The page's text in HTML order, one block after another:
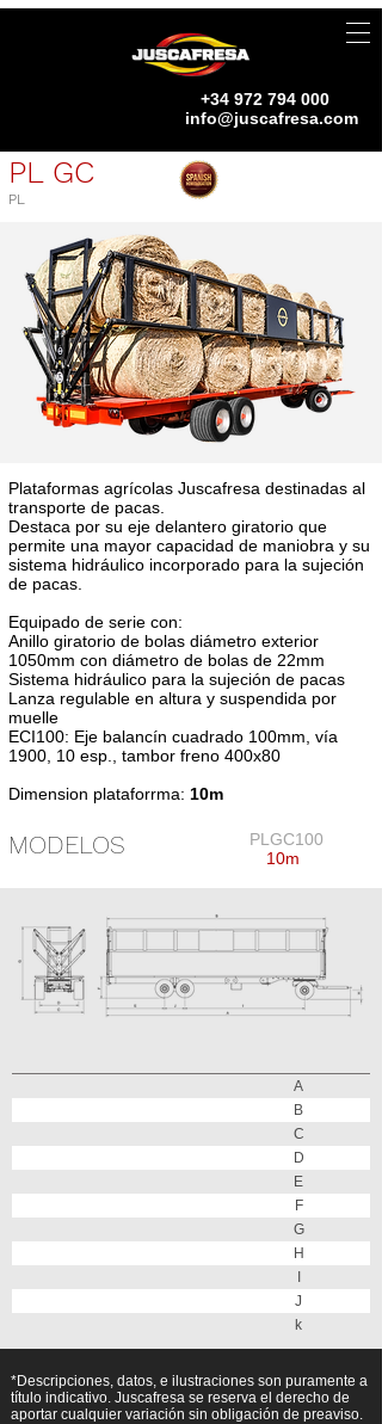
+34 972 794 000
info@juscafresa.com
PL GC
PL
Plataformas agrícolas Juscafresa destinadas al
transporte de pacas.
Destaca por su eje delantero giratorio que
permite una mayor capacidad de maniobra y su
sistema hidráulico incorporado para la sujeción
de pacas.
Equipado de serie con:
Anillo giratorio de bolas diámetro exterior
1050mm con diámetro de bolas de 22mm
Sistema hidráulico para la sujeción de pacas
Lanza regulable en altura y suspendida por
muelle
ECI100: Eje balancín cuadrado 100mm, vía
1900, 10 esp., tambor freno 400x80
Dimension plataforrma: 10m
MODELOS
PLGC100
10m
A
B
C
D
E
F
G
H
J
k
*Descripciones, datos, e ilustraciones son puramente a
título indicativo. Juscafresa se reserva el derecho de
aportar cualquier variación sin obligación de preaviso.